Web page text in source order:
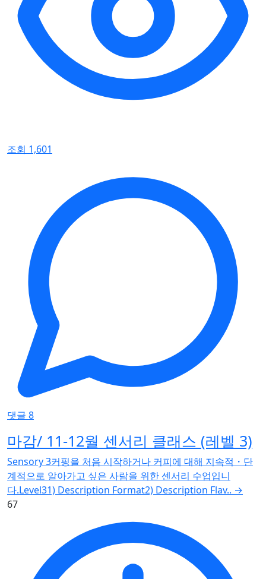
조회 1,601
댓글 8
마감/ 11-12월 센서리 클래스 (레벨 3)
Sensory 3커핑을 처음 시작하거나 커피에 대해 지속적・단
계적으로 알아가고 싶은 사람을 위한 센서리 수업입니
다.Level31) Description Format2) Description Flav.. →
67